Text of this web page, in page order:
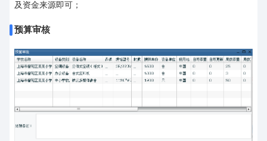
及资金来源即可；
预算审核